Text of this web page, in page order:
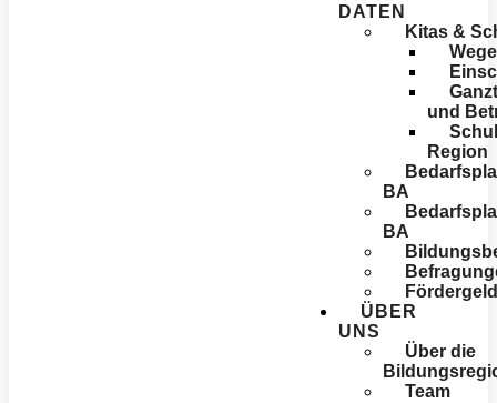
DATEN
Kitas &
und
Region
BA
BA
ÜBER
UNS
Über die
Team